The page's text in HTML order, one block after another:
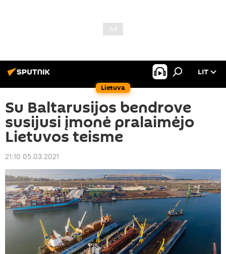
Lietuva
LIT
Su Baltarusijos bendrove
susijusi įmonė pralaimėjo
Lietuvos teisme
21:10 05.03.2021